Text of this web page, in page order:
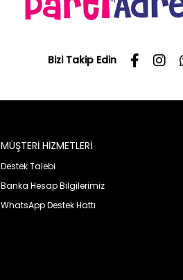
Bizi Takip Edin
MÜŞTERİ HİZMETLERİ
Destek Talebi
Banka Hesap Bilgilerimiz
WhatsApp Destek Hattı